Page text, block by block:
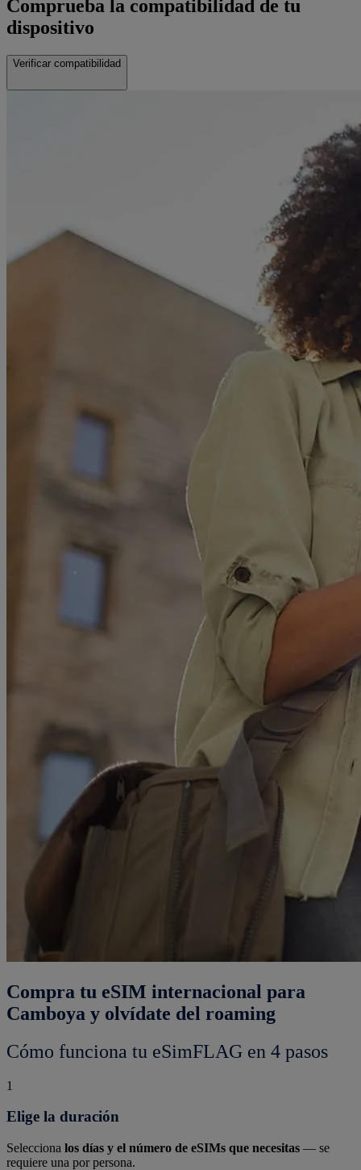
Comprueba la compatibilidad de tu
dispositivo
Verificar compatibilidad
Compra tu eSIM internacional para
Camboya y olvídate del roaming
Cómo funciona tu eSimFLAG en 4 pasos
1
Elige la duración
Selecciona los días y el número de eSIMs que necesitas — se
requiere una por persona.